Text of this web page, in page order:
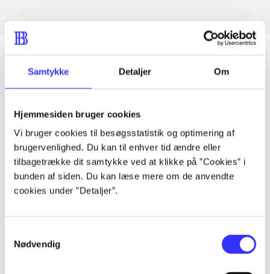
Samtykke Detaljer Om
Hjemmesiden bruger cookies
Vi bruger cookies til besøgsstatistik og optimering af
brugervenlighed. Du kan til enhver tid ændre eller
tilbagetrække dit samtykke ved at klikke på ”Cookies” i
bunden af siden. Du kan læse mere om de anvendte
cookies under ”Detaljer”.
Nødvendig
Artikler
Alle registrerede artikler fordelt på udgivelser
...
...